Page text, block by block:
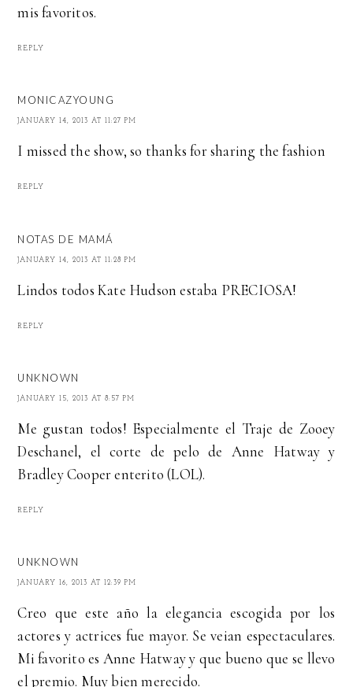
mis favoritos.
REPLY
MONICAZYOUNG
JANUARY 14, 2013 AT 11:27 PM
I missed the show, so thanks for sharing the fashion
REPLY
NOTAS DE MAMÁ
JANUARY 14, 2013 AT 11:28 PM
Lindos todos Kate Hudson estaba PRECIOSA!
REPLY
UNKNOWN
JANUARY 15, 2013 AT 8:57 PM
Me gustan todos! Especialmente el Traje de Zooey
Deschanel, el corte de pelo de Anne Hatway y
Bradley Cooper enterito (LOL).
REPLY
UNKNOWN
JANUARY 16, 2013 AT 12:39 PM
Creo que este año la elegancia escogida por los
actores y actrices fue mayor. Se veian espectaculares.
Mi favorito es Anne Hatway y que bueno que se llevo
el premio. Muy bien merecido.